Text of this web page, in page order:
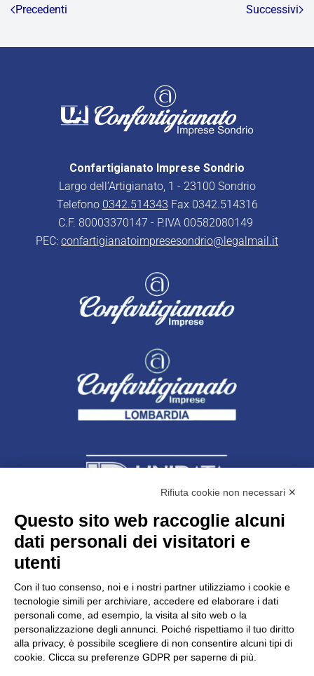
Precedenti Successivi
Confartigianato Imprese Sondrio
Largo dell’Artigianato, 1 - 23100 Sondrio
Telefono 0342.514343 Fax 0342.514316
C.F. 80003370147 - P.IVA 00582080149
PEC: confartigianatoimpresesondrio@legalmail.it
Unidata s.r.lcon unico socio
Largo dell’Artigianato, 1 - 23100 Sondrio
C.F. 00481790145 - N.REA SO-36426
PEC: unidata.sondrio@legalmail.it
Cap. soc. euro 100.000,00 i.v.
Rifiuta cookie non necessari ✕
Questo sito web raccoglie alcuni
dati personali dei visitatori e
utenti
Con il tuo consenso, noi e i nostri partner utilizziamo i cookie e
tecnologie simili per archiviare, accedere ed elaborare i dati
personali come, ad esempio, la visita al sito web o la
personalizzazione degli annunci. Poiché rispettiamo il tuo diritto
alla privacy, è possibile scegliere di non consentire alcuni tipi di
cookie. Clicca su preferenze GDPR per saperne di più.